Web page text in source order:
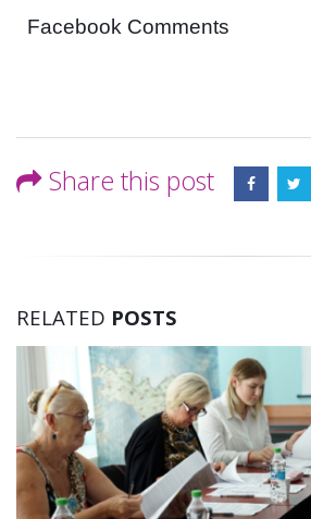
Facebook Comments
Share this post
RELATED POSTS
29 noiembrie 2018 / proiecte de decizie
Proiectele de decizie pentru Ședința
29 noiembrie 2018: Cu privire la numirea
mai 8, 2019 0 Comments